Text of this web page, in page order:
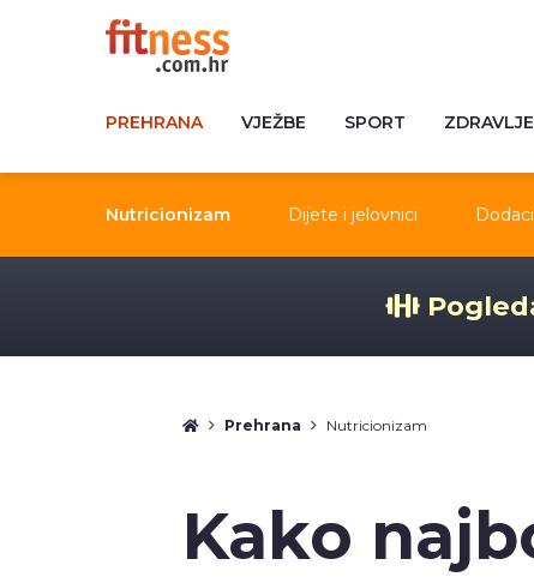
PREHRANA VJEŽBE SPORT ZDRAVLJE
Nutricionizam Dijete i jelovnici
Prehrana Nutricionizam
Kako